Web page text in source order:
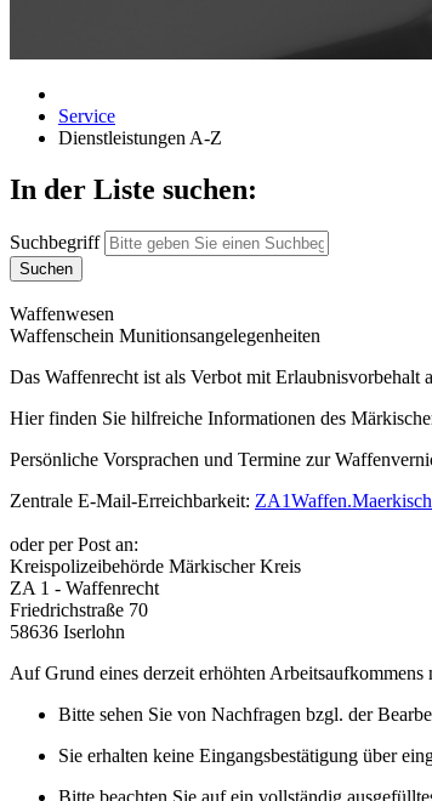
Service
Dienstleistungen A-Z
In der Liste suchen:
Suchbegriff
Waffenwesen
Waffenschein Munitionsangelegenheiten
Das Waffenrecht ist als Verbot mit Erlaubnisvorbehalt
Hier finden Sie hilfreiche Informationen des
Persönliche Vorsprachen und Termine zur
Zentrale E-Mail-Erreichbarkeit:
oder per Post an:
Kreispolizeibehörde Märkischer Kreis
ZA 1 - Waffenrecht
Friedrichstraße 70
58636 Iserlohn
Auf Grund eines derzeit erhöhten
Bitte sehen Sie von Nachfragen bzgl. der
Sie erhalten keine Eingangsbestätigung über
Bitte beachten Sie auf ein vollständig